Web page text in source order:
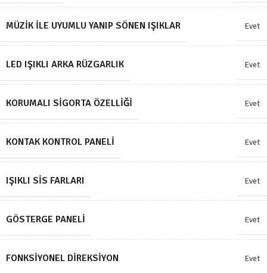
MÜZIK ILE UYUMLU YANIP SÖNEN IŞIKLAR Evet
LED IŞIKLI ARKA RÜZGARLIK Evet
KORUMALI SIGORTA ÖZELLIĞI Evet
KONTAK KONTROL PANELI Evet
IŞIKLI SIS FARLARI Evet
GÖSTERGE PANELI Evet
FONKSIYONEL DIREKSIYON Evet